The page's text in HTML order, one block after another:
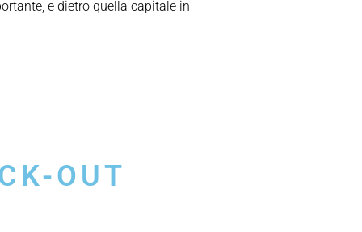
e dietro quella capitale in
OUT